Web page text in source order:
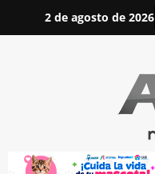
2 de agosto de 2026